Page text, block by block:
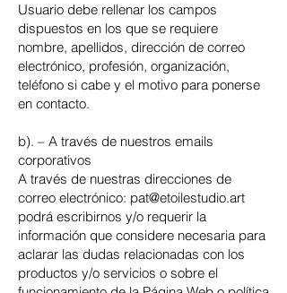
Usuario debe rellenar los campos
dispuestos en los que se requiere
nombre, apellidos, dirección de correo
electrónico, profesión, organización,
teléfono si cabe y el motivo para ponerse
en contacto.
b). – A través de nuestros emails
corporativos
A través de nuestras direcciones de
correo electrónico: pat@etoilestudio.art
podrá escribirnos y/o requerir la
información que considere necesaria para
aclarar las dudas relacionadas con los
productos y/o servicios o sobre el